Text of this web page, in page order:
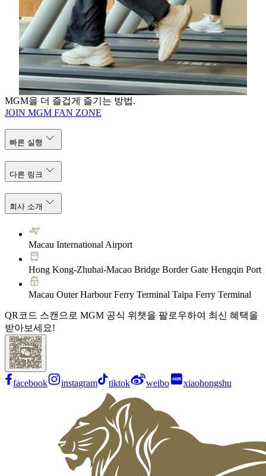
넓은 전문 클래스가 갖춰져 있으며, 카디오 컨디셔닝부
터 근력 스컬프팅까지 각 프로그램이 개인의 목표에 맞
춰 세심하게 구성됩니다. TRIA는 체력을 재충전하고
생기를 북돋우며, 내면에서부터 빛나는 변화를 완성할
수 있도록 신체의 잠재력을 깨워 줍니다.
더 알아보기
MGM을 더 즐겁게 즐기는 방법.
JOIN MGM FAN ZONE
빠른 실행
다른 링크
회사 소개
Macau International Airport
Hong Kong-Zhuhai-Macao Bridge Border Gate Hengqin Port
Macau Outer Harbour Ferry Terminal Taipa Ferry Terminal
QR코드 스캔으로 MGM 공식 위챗을 팔로우하여 최신 혜택을
받아보세요!
facebook instagram tiktok weibo xiaohongshu